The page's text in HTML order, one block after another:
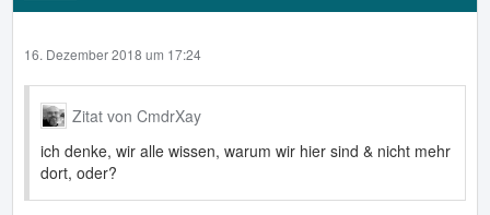
16. Dezember 2018 um 17:24
Zitat von CmdrXay
ich denke, wir alle wissen, warum wir hier sind & nicht mehr
dort, oder?